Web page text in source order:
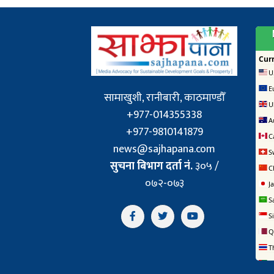
सामाखुशी, रानीबारी, काठमाण्डौँ
+977-014355338
+977-9810141879
news@sajhapana.com
सुचना बिभाग दर्ता नं.३०५ /
०७२-०७३